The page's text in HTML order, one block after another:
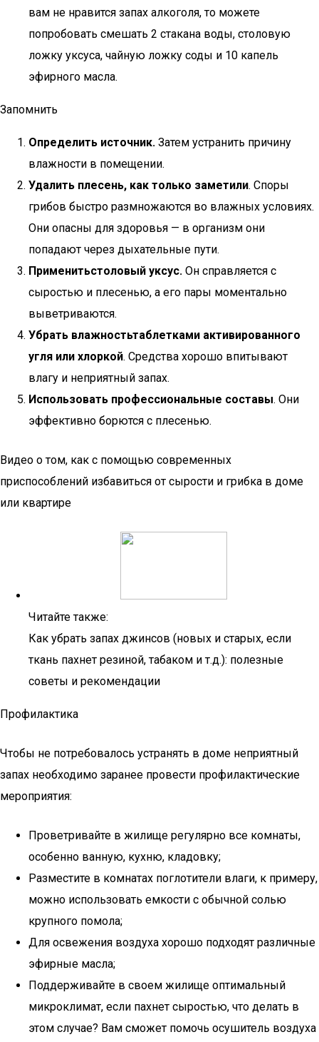
вам не нравится запах алкоголя, то можете
попробовать смешать 2 стакана воды, столовую
ложку уксуса, чайную ложку соды и 10 капель
эфирного масла.
Запомнить
Определить источник. Затем устранить причину
влажности в помещении.
Удалить плесень, как только заметили. Споры
грибов быстро размножаются во влажных условиях.
Они опасны для здоровья — в организм они
попадают через дыхательные пути.
Применитьстоловый уксус. Он справляется с
сыростью и плесенью, а его пары моментально
выветриваются.
Убрать влажностьтаблетками активированного
угля или хлоркой. Средства хорошо впитывают
влагу и неприятный запах.
Использовать профессиональные составы. Они
эффективно борются с плесенью.
Видео о том, как с помощью современных
приспособлений избавиться от сырости и грибка в доме
или квартире
Читайте также:
Как убрать запах джинсов (новых и старых, если
ткань пахнет резиной, табаком и т.д.): полезные
советы и рекомендации
Профилактика
Чтобы не потребовалось устранять в доме неприятный
запах необходимо заранее провести профилактические
мероприятия:
Проветривайте в жилище регулярно все комнаты,
особенно ванную, кухню, кладовку;
Разместите в комнатах поглотители влаги, к примеру,
можно использовать емкости с обычной солью
крупного помола;
Для освежения воздуха хорошо подходят различные
эфирные масла;
Поддерживайте в своем жилище оптимальный
микроклимат, если пахнет сыростью, что делать в
этом случае? Вам сможет помочь осушитель воздуха